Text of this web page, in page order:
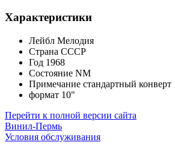
Характеристики
Лейбл Мелодия
Страна СССР
Год 1968
Состояние NM
Примечание стандартный конверт
формат 10"
Перейти к полной версии сайта
Винил-Пермь
Условия обслуживания